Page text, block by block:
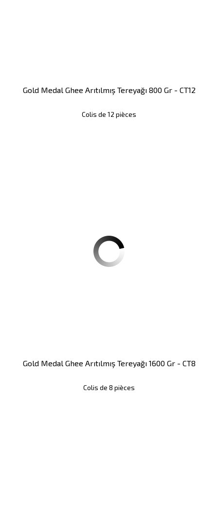
Gold Medal Ghee Arıtılmış Tereyağı 800 Gr - CT12
Colis de 12 pièces
Gold Medal Ghee Arıtılmış Tereyağı 1600 Gr - CT8
Colis de 8 pièces